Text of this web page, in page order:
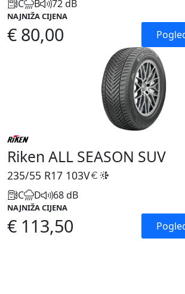
C B 72 dB
NAJNIŽA CIJENA
€ 80,00
Riken ALL SEASON SUV
235/55 R17 103V
C D 68 dB
NAJNIŽA CIJENA
€ 113,50